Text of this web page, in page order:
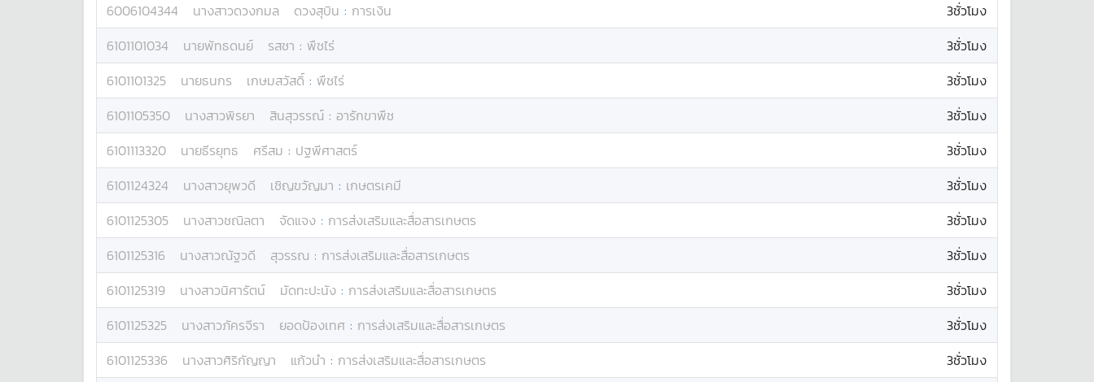
6006104344
นางสาวดวงกมล ดวงสุบิน : การเงิน
3ชั่วโมง
6101101034
นายพัทธดนย์ รสชา : พืชไร่
3ชั่วโมง
6101101325
นายธนกร เกษมสวัสดิ์ : พืชไร่
3ชั่วโมง
6101105350
นางสาวพิรยา สินสุวรรณ์ : อารักขาพืช
3ชั่วโมง
6101113320
นายธีรยุทธ ศรีสม : ปฐพีศาสตร์
3ชั่วโมง
6101124324
นางสาวยุพวดี เชิญขวัญมา : เกษตรเคมี
3ชั่วโมง
6101125305
นางสาวชณิลตา จัดแจง : การส่งเสริมและสื่อสารเกษตร
3ชั่วโมง
6101125316
นางสาวณัฐวดี สุวรรณ : การส่งเสริมและสื่อสารเกษตร
3ชั่วโมง
6101125319
นางสาวนิศารัตน์ มัดทะปะนัง : การส่งเสริมและสื่อสารเกษตร
3ชั่วโมง
6101125325
นางสาวภัครจีรา ยอดป้องเทศ : การส่งเสริมและสื่อสารเกษตร
3ชั่วโมง
6101125336
นางสาวศิริกัญญา แก้วนำ : การส่งเสริมและสื่อสารเกษตร
3ชั่วโมง